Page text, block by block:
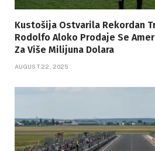
Kustošija Ostvarila Rekordan
Rodolfo Aloko Prodaje Se
Za Više Milijuna Dolara
AUGUST 22, 2025